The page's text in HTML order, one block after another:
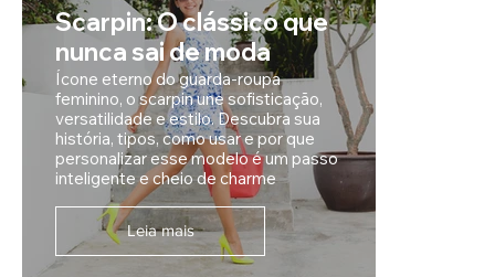
Scarpin: O clássico que
nunca sai de moda
Ícone eterno do guarda-roupa
feminino, o scarpin une sofisticação,
versatilidade e estilo. Descubra sua
história, tipos, como usar e por que
personalizar esse modelo é um passo
inteligente e cheio de charme
Leia mais